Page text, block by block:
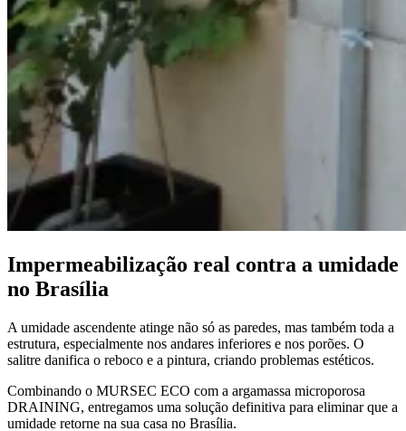
Impermeabilização real contra a umidade
no Brasília
A umidade ascendente atinge não só as paredes, mas também toda a
estrutura, especialmente nos andares inferiores e nos porões. O
salitre danifica o reboco e a pintura, criando problemas estéticos.
Combinando o MURSEC ECO com a argamassa microporosa
DRAINING, entregamos uma solução definitiva para eliminar que a
umidade retorne na sua casa no Brasília.